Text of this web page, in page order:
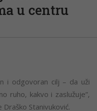
u centru
i odgovoran cilj – da uži
ruho, kakvo i zaslužuje”,
Stanivuković.